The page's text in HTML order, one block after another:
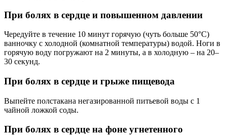
При болях в сердце и повышенном давлении
Чередуйте в течение 10 минут горячую (чуть больше 50°С)
ванночку с холодной (комнатной температуры) водой. Ноги в
горячую воду погружают на 2 минуты, а в холодную – на 20–
30 секунд.
При болях в сердце и грыже пищевода
Выпейте полстакана негазированной питьевой воды с 1
чайной ложкой соды.
При болях в сердце на фоне угнетенного